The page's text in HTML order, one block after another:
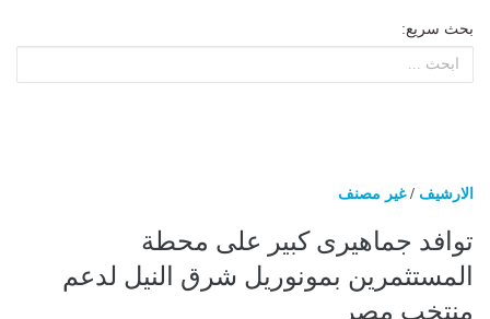
بحث سريع:
الارشيف /غير مصنف
​توافد جماهيرى كبير على محطة
المستثمرين بمونوريل شرق النيل لدعم
منتخب مصر